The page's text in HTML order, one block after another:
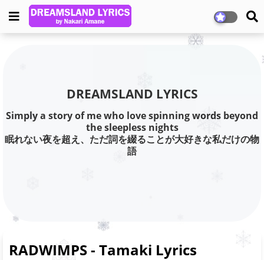
DREAMSLAND LYRICS
Simply a story of me who love spinning words beyond
the sleepless nights
眠れない夜を超え、ただ詞を綴ることが大好きな私だけの物
語
RADWIMPS - Tamaki Lyrics